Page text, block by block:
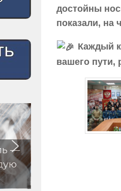
достойны
показали, на
Каждый
вашего пути,